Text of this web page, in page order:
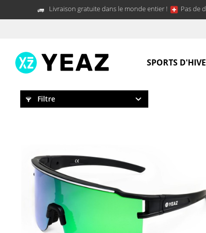
Livraison gratuite dans le monde entier ! Pas de
SPORTS
Filtre